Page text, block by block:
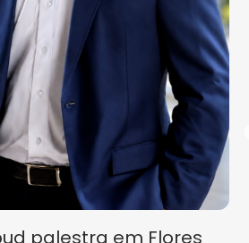
palestra em Flores